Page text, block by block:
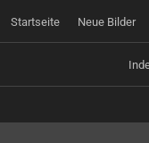
Inhalt
springen
Startseite Neue Bilder